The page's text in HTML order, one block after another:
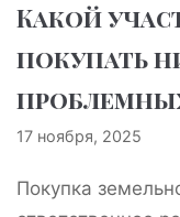
Какой
покупать
17 ноября, 2025
Покупка